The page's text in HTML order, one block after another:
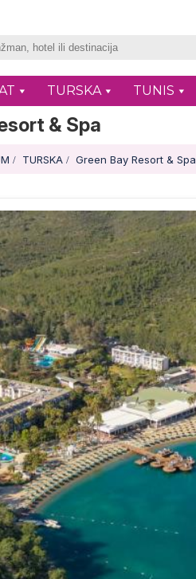
TURSKA TUNIS
& Spa
TURSKA Green Bay Resort & Spa